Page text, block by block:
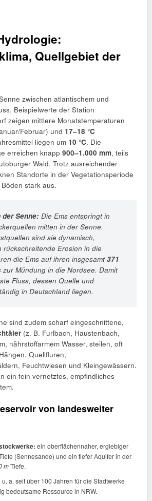
Quellgebiet der
zwischen atlantischem und
Beispielwerte der Station
zeigen mittlere Monatstemperaturen
Februar) und 17–18 °C
liegen um 10 °C. Die
erreichen knapp 900–1.000 mm, teils
Wald. Trotz ausreichender
Standorte in der Vegetationsperiode
stark aus.
Senne: Die Ems entspringt in
mitten in der Senne.
sind sie dynamisch,
rückschreitende Erosion in die
die Ems auf ihren insgesamt371
zur Mündung in die Nordsee. Damit
Fluss, dessen Quelle und
in Deutschland liegen.
sind zudem scharf eingeschnittene,
(z. B. Furlbach, Haustenbach,
nährstoffarmem Wasser, steilen, oft
Hängen, Quellfluren,
Feuchtwiesen und Kleingewässern.
ein fein vernetztes, empfindliches
von landesweiter
ein oberflächennaher, ergiebiger
(Sennesande) und ein tiefer Aquifer in der
mTiefe.
u. a. seit über 100 Jahren für die Stadtwerke
bedeutsame Ressource in NRW.